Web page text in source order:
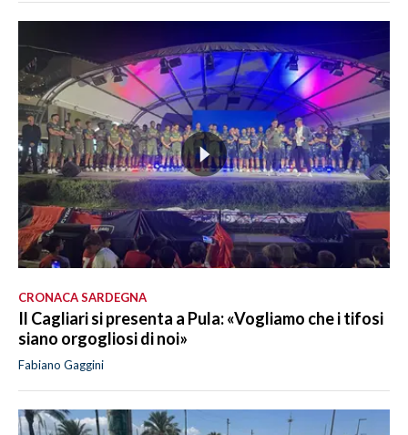
CRONACA SARDEGNA
Il Cagliari si presenta a Pula: «Vogliamo che i tifosi
siano orgogliosi di noi»
Fabiano Gaggini